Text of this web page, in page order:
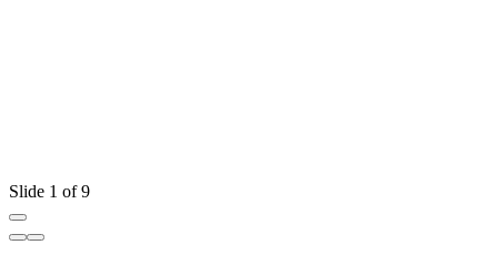
Slide 1 of 9